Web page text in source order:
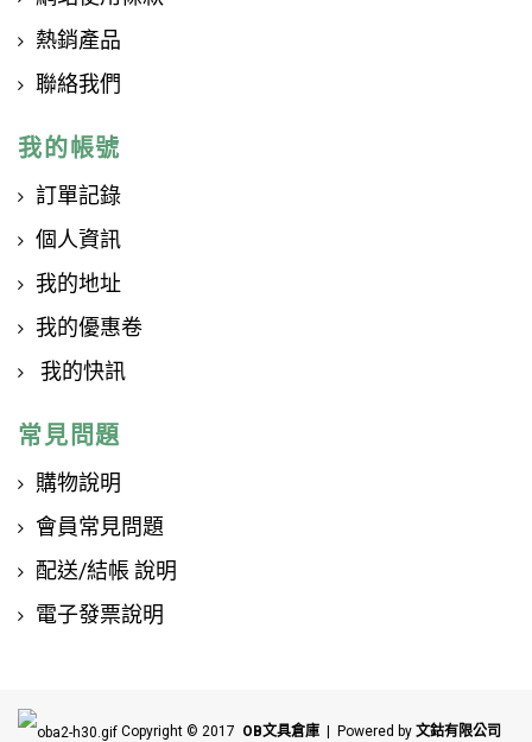
熱銷產品
聯絡我們
我的帳號
訂單記錄
個人資訊
我的地址
我的優惠卷
我的快訊
常見問題
購物說明
會員常見問題
配送/結帳 說明
電子發票說明
Copyright © 2017 OB文具倉庫 | Powered by 文鈷有限公司